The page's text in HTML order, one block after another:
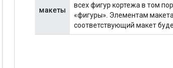
макеты
всех фигур кортежа в том
«фигуры». Элементам
соответствующий макет